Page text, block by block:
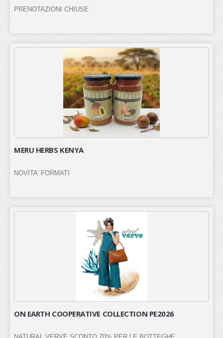
PRENOTAZIONI CHIUSE
MERU HERBS KENYA
NOVITA' FORMATI
ON EARTH COOPERATIVE COLLECTION PE2026